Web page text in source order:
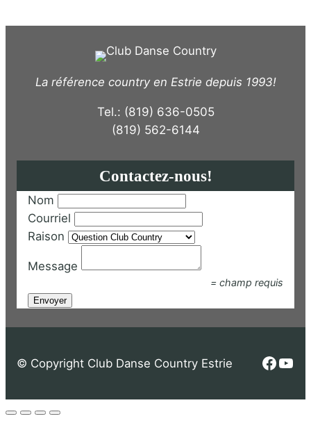
La référence country en Estrie depuis 1993!
Tel.: (819) 636-0505
(819) 562-6144
Contactez-nous!
Nom
Courriel
Raison
Message
= champ requis
© Copyright Club Danse Country Estrie